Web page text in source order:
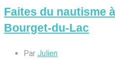
Faites du nautisme
Bourget-du-Lac
Par Julien